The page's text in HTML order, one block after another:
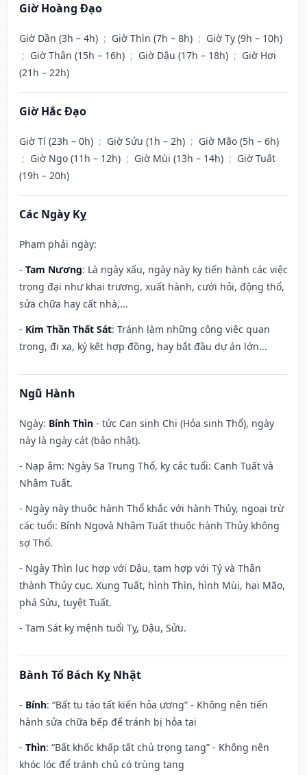
Giờ Hoàng Đạo
Giờ Dần (3h – 4h) ; Giờ Thìn (7h – 8h) ; Giờ Tỵ (9h – 10h)
; Giờ Thân (15h – 16h) ; Giờ Dậu (17h – 18h) ; Giờ Hợi
(21h – 22h)
Giờ Hắc Đạo
Giờ Tí (23h – 0h) ; Giờ Sửu (1h – 2h) ; Giờ Mão (5h – 6h)
; Giờ Ngọ (11h – 12h) ; Giờ Mùi (13h – 14h) ; Giờ Tuất
(19h – 20h)
Các Ngày Kỵ
Phạm phải ngày:
- Tam Nương: Là ngày xấu, ngày này kỵ tiến hành các việc
trọng đại như khai trương, xuất hành, cưới hỏi, động thổ,
sửa chữa hay cất nhà,...
- Kim Thần Thất Sát: Tránh làm những công việc quan
trọng, đi xa, ký kết hợp đồng, hay bắt đầu dự án lớn...
Ngũ Hành
Ngày: Bính Thìn - tức Can sinh Chi (Hỏa sinh Thổ), ngày
này là ngày cát (bảo nhật).
- Nạp âm: Ngày Sa Trung Thổ, kỵ các tuổi: Canh Tuất và
Nhâm Tuất.
- Ngày này thuộc hành Thổ khắc với hành Thủy, ngoại trừ
các tuổi: Bính Ngọvà Nhâm Tuất thuộc hành Thủy không
sợ Thổ.
- Ngày Thìn lục hợp với Dậu, tam hợp với Tý và Thân
thành Thủy cục. Xung Tuất, hình Thìn, hình Mùi, hại Mão,
phá Sửu, tuyệt Tuất.
- Tam Sát kỵ mệnh tuổi Tỵ, Dậu, Sửu.
Bành Tổ Bách Kỵ Nhật
- Bính: “Bất tu táo tất kiến hỏa ương” - Không nên tiến
hành sửa chữa bếp để tránh bị hỏa tai
- Thìn: “Bất khốc khấp tất chủ trọng tang” - Không nên
khóc lóc để tránh chủ có trùng tang